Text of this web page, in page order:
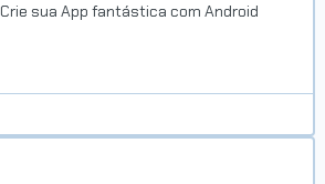
Crie sua App fantástica com Android